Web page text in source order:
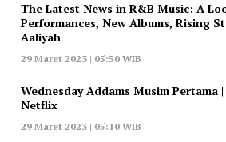
The Latest News in R&B Music: A
Performances, New Albums, Rising
Aaliyah
29 Maret 2023 | 05:50 WIB
Wednesday Addams Musim Pertama |
Netflix
29 Maret 2023 | 05:10 WIB